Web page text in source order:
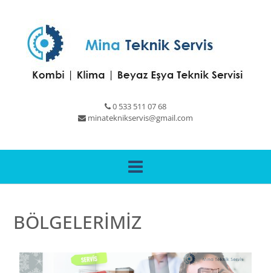
0 533 511 07 68
minateknikservis@gmail.com
BÖLGELERİMİZ